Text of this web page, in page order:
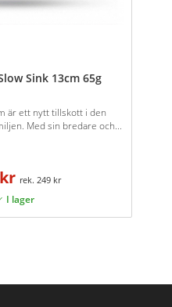
Sink 13cm 65g
är ett nytt tillskott i den
Med sin bredare och...
249 kr